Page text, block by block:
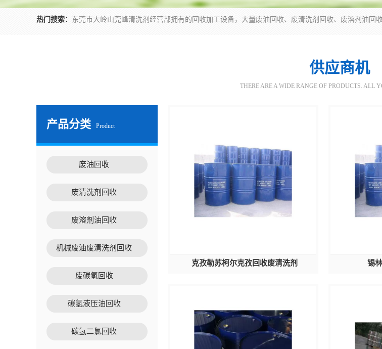
热门搜索：
供应商机
THERE ARE A WIDE RANGE OF PRODUCTS. ALL
产品分类 Product
废油回收
废清洗剂回收
废溶剂油回收
机械废油废清洗剂回收
废碳氢回收
碳氢液压油回收
碳氢二氯回收
克孜勒苏柯尔克孜回收废清洗剂 锡